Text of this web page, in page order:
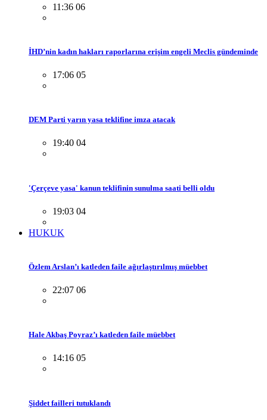
11:36 06
İHD’nin kadın hakları raporlarına erişim engeli Meclis gündeminde
17:06 05
DEM Parti yarın yasa teklifine imza atacak
19:40 04
'Çerçeve yasa' kanun teklifinin sunulma saati belli oldu
19:03 04
HUKUK
Özlem Arslan’ı katleden faile ağırlaştırılmış müebbet
22:07 06
Hale Akbaş Poyraz’ı katleden faile müebbet
14:16 05
Şiddet failleri tutuklandı